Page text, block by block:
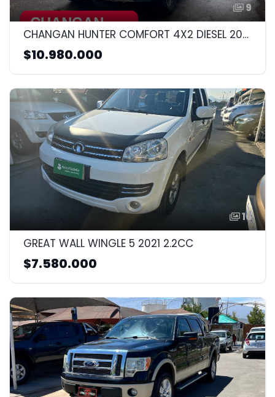
9
CHANGAN HUNTER COMFORT 4X2 DIESEL 2022 1.9CC
$10.980.000
16
GREAT WALL WINGLE 5 2021 2.2CC
$7.580.000